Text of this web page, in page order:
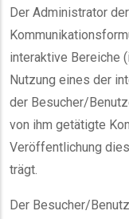
Der Administrator
interaktive Bereiche
Nutzung eines der
der Besucher/
von ihm getätigte
Veröffentlichung
trägt.
Der Besucher/